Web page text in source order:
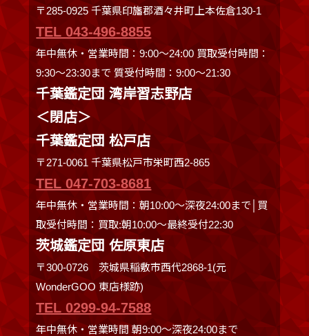
〒285-0925 千葉県印旛郡酒々井町上本佐倉130-1
TEL 043-496-8855
年中無休・営業時間：9:00～24:00 買取受付時間：
9:30〜23:30まで 質受付時間：9:00～21:30
千葉鑑定団 湾岸習志野店
＜閉店＞
千葉鑑定団 松戸店
〒271-0061 千葉県松戸市栄町西2-865
TEL 047-703-8681
年中無休・営業時間：朝10:00～深夜24:00まで│買
取受付時間：買取:朝10:00～最終受付22:30
茨城鑑定団 佐原東店
〒300-0726 茨城県稲敷市西代2868-1(元
WonderGOO 東店様跡)
TEL 0299-94-7588
年中無休・営業時間 朝9:00〜深夜24:00まで